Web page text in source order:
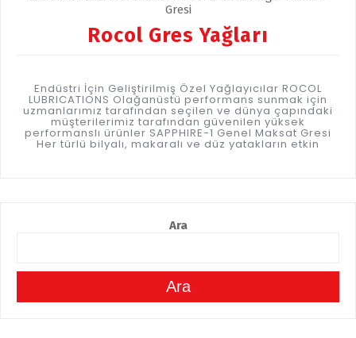
Rocol Gres Yağları
Endüstri İçin Geliştirilmiş Özel Yağlayıcılar ROCOL
LUBRICATIONS Olağanüstü performans sunmak için
uzmanlarımız tarafından seçilen ve dünya çapındaki
müşterilerimiz tarafından güvenilen yüksek
performanslı ürünler SAPPHIRE-1 Genel Maksat Gresi
Her türlü bilyalı, makaralı ve düz yatakların etkin
Ara
Ara